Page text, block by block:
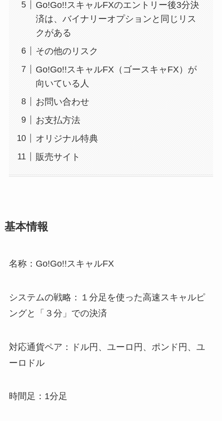
Go!Go!!スキャルFXのエントリー後3分決
済は、バイナリーオプションと同じリス
クがある
その他のリスク
Go!Go!!スキャルFX（ゴースキャFX）が
向いている人
お問い合わせ
お支払方法
オリジナル特典
販売サイト
基本情報
名称：Go!Go!!スキャルFX
システムの戦略：１分足を使った高速スキャルピ
ングと「３分」での決済
対応通貨ペア：ドル円、ユーロ円、ポンド円、ユ
ーロドル
時間足：1分足